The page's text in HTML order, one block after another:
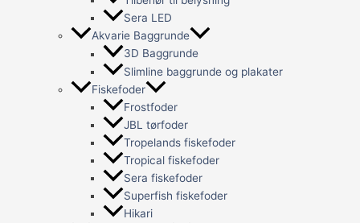
Sera LED
Akvarie Baggrunde
3D Baggrunde
Slimline baggrunde og plakater
Fiskefoder
Frostfoder
JBL tørfoder
Tropelands fiskefoder
Tropical fiskefoder
Sera fiskefoder
Superfish fiskefoder
Hikari